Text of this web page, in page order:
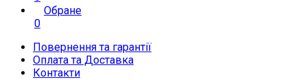
Обране
0
Повернення та гарантії
Оплата та Доставка
Контакти